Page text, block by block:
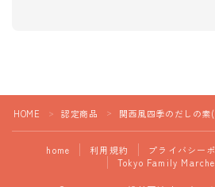
HOME ＞ 認定商品 ＞ 関西風四季のだしの
home 利用規約 プライバシー
Tokyo Family